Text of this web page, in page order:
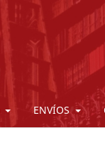
ENVÍOS